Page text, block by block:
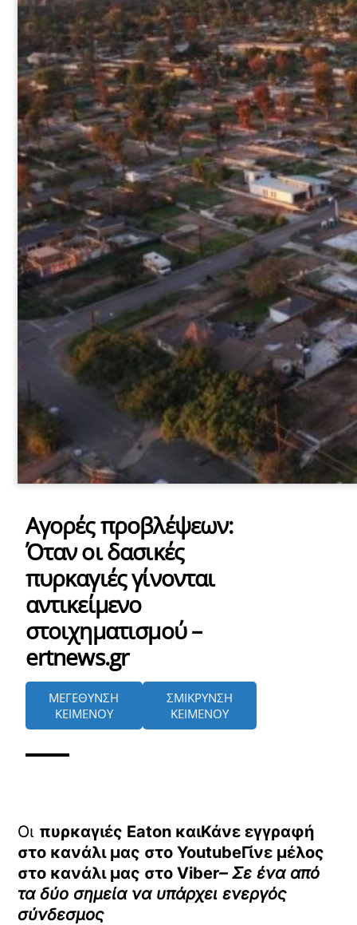
Αγορές προβλέψεων:
Όταν οι δασικές
πυρκαγιές γίνονται
αντικείμενο
στοιχηματισμού –
ertnews.gr
ΜΕΓΕΘΥΝΣΗ
ΚΕΙΜΕΝΟΥ
ΣΜΙΚΡΥΝΣΗ
ΚΕΙΜΕΝΟΥ
Οι πυρκαγιές Eaton καιΚάνε εγγραφή
στο κανάλι μας στοYoutubeΓίνε μέλος
στο κανάλι μας στοViber– Σε ένα από
τα δύο σημεία να υπάρχει ενεργός
σύνδεσμος